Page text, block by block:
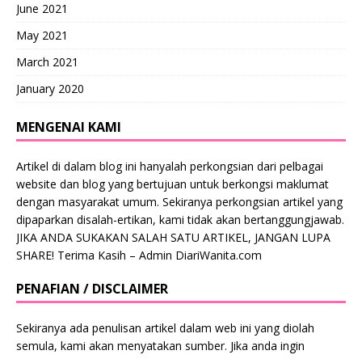
June 2021
May 2021
March 2021
January 2020
MENGENAI KAMI
Artikel di dalam blog ini hanyalah perkongsian dari pelbagai
website dan blog yang bertujuan untuk berkongsi maklumat
dengan masyarakat umum. Sekiranya perkongsian artikel yang
dipaparkan disalah-ertikan, kami tidak akan bertanggungjawab.
JIKA ANDA SUKAKAN SALAH SATU ARTIKEL, JANGAN LUPA
SHARE! Terima Kasih – Admin DiariWanita.com
PENAFIAN / DISCLAIMER
Sekiranya ada penulisan artikel dalam web ini yang diolah
semula, kami akan menyatakan sumber. Jika anda ingin